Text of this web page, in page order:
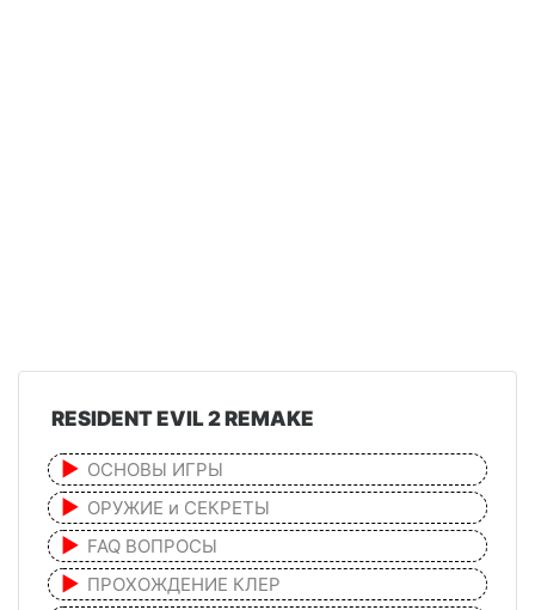
RESIDENT EVIL 2 REMAKE
ОСНОВЫ ИГРЫ
ОРУЖИЕ и СЕКРЕТЫ
FAQ ВОПРОСЫ
ПРОХОЖДЕНИЕ КЛЕР